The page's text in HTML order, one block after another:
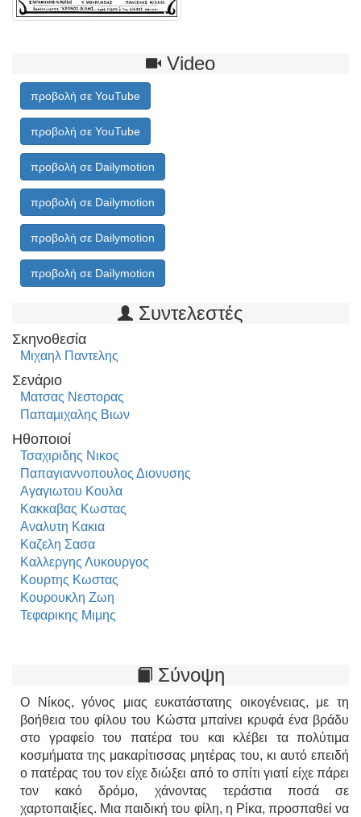
Video
προβολή σε YouTube
προβολή σε YouTube
προβολή σε Dailymotion
προβολή σε Dailymotion
προβολή σε Dailymotion
προβολή σε Dailymotion
Συντελεστές
Σκηνοθεσία
Μιχαηλ Παντελης
Σενάριο
Ματσας Νεστορας
Παπαμιχαλης Βιων
Ηθοποιοί
Τσαχιριδης Νικος
Παπαγιαννοπουλος Διονυσης
Αγαγιωτου Κουλα
Κακκαβας Κωστας
Αναλυτη Κακια
Καζελη Σασα
Καλλεργης Λυκουργος
Κουρτης Κωστας
Κουρουκλη Ζωη
Τεφαρικης Μιμης
Σύνοψη
Ο Νίκος, γόνος μιας ευκατάστατης οικογένειας, με τη
βοήθεια του φίλου του Κώστα μπαίνει κρυφά ένα βράδυ
στο γραφείο του πατέρα του και κλέβει τα πολύτιμα
κοσμήματα της μακαρίτισσας μητέρας του, κι αυτό επειδή
ο πατέρας του τον είχε διώξει από το σπίτι γιατί είχε πάρει
τον κακό δρόμο, χάνοντας τεράστια ποσά σε
χαρτοπαιξίες. Μια παιδική του φίλη, η Ρίκα, προσπαθεί να